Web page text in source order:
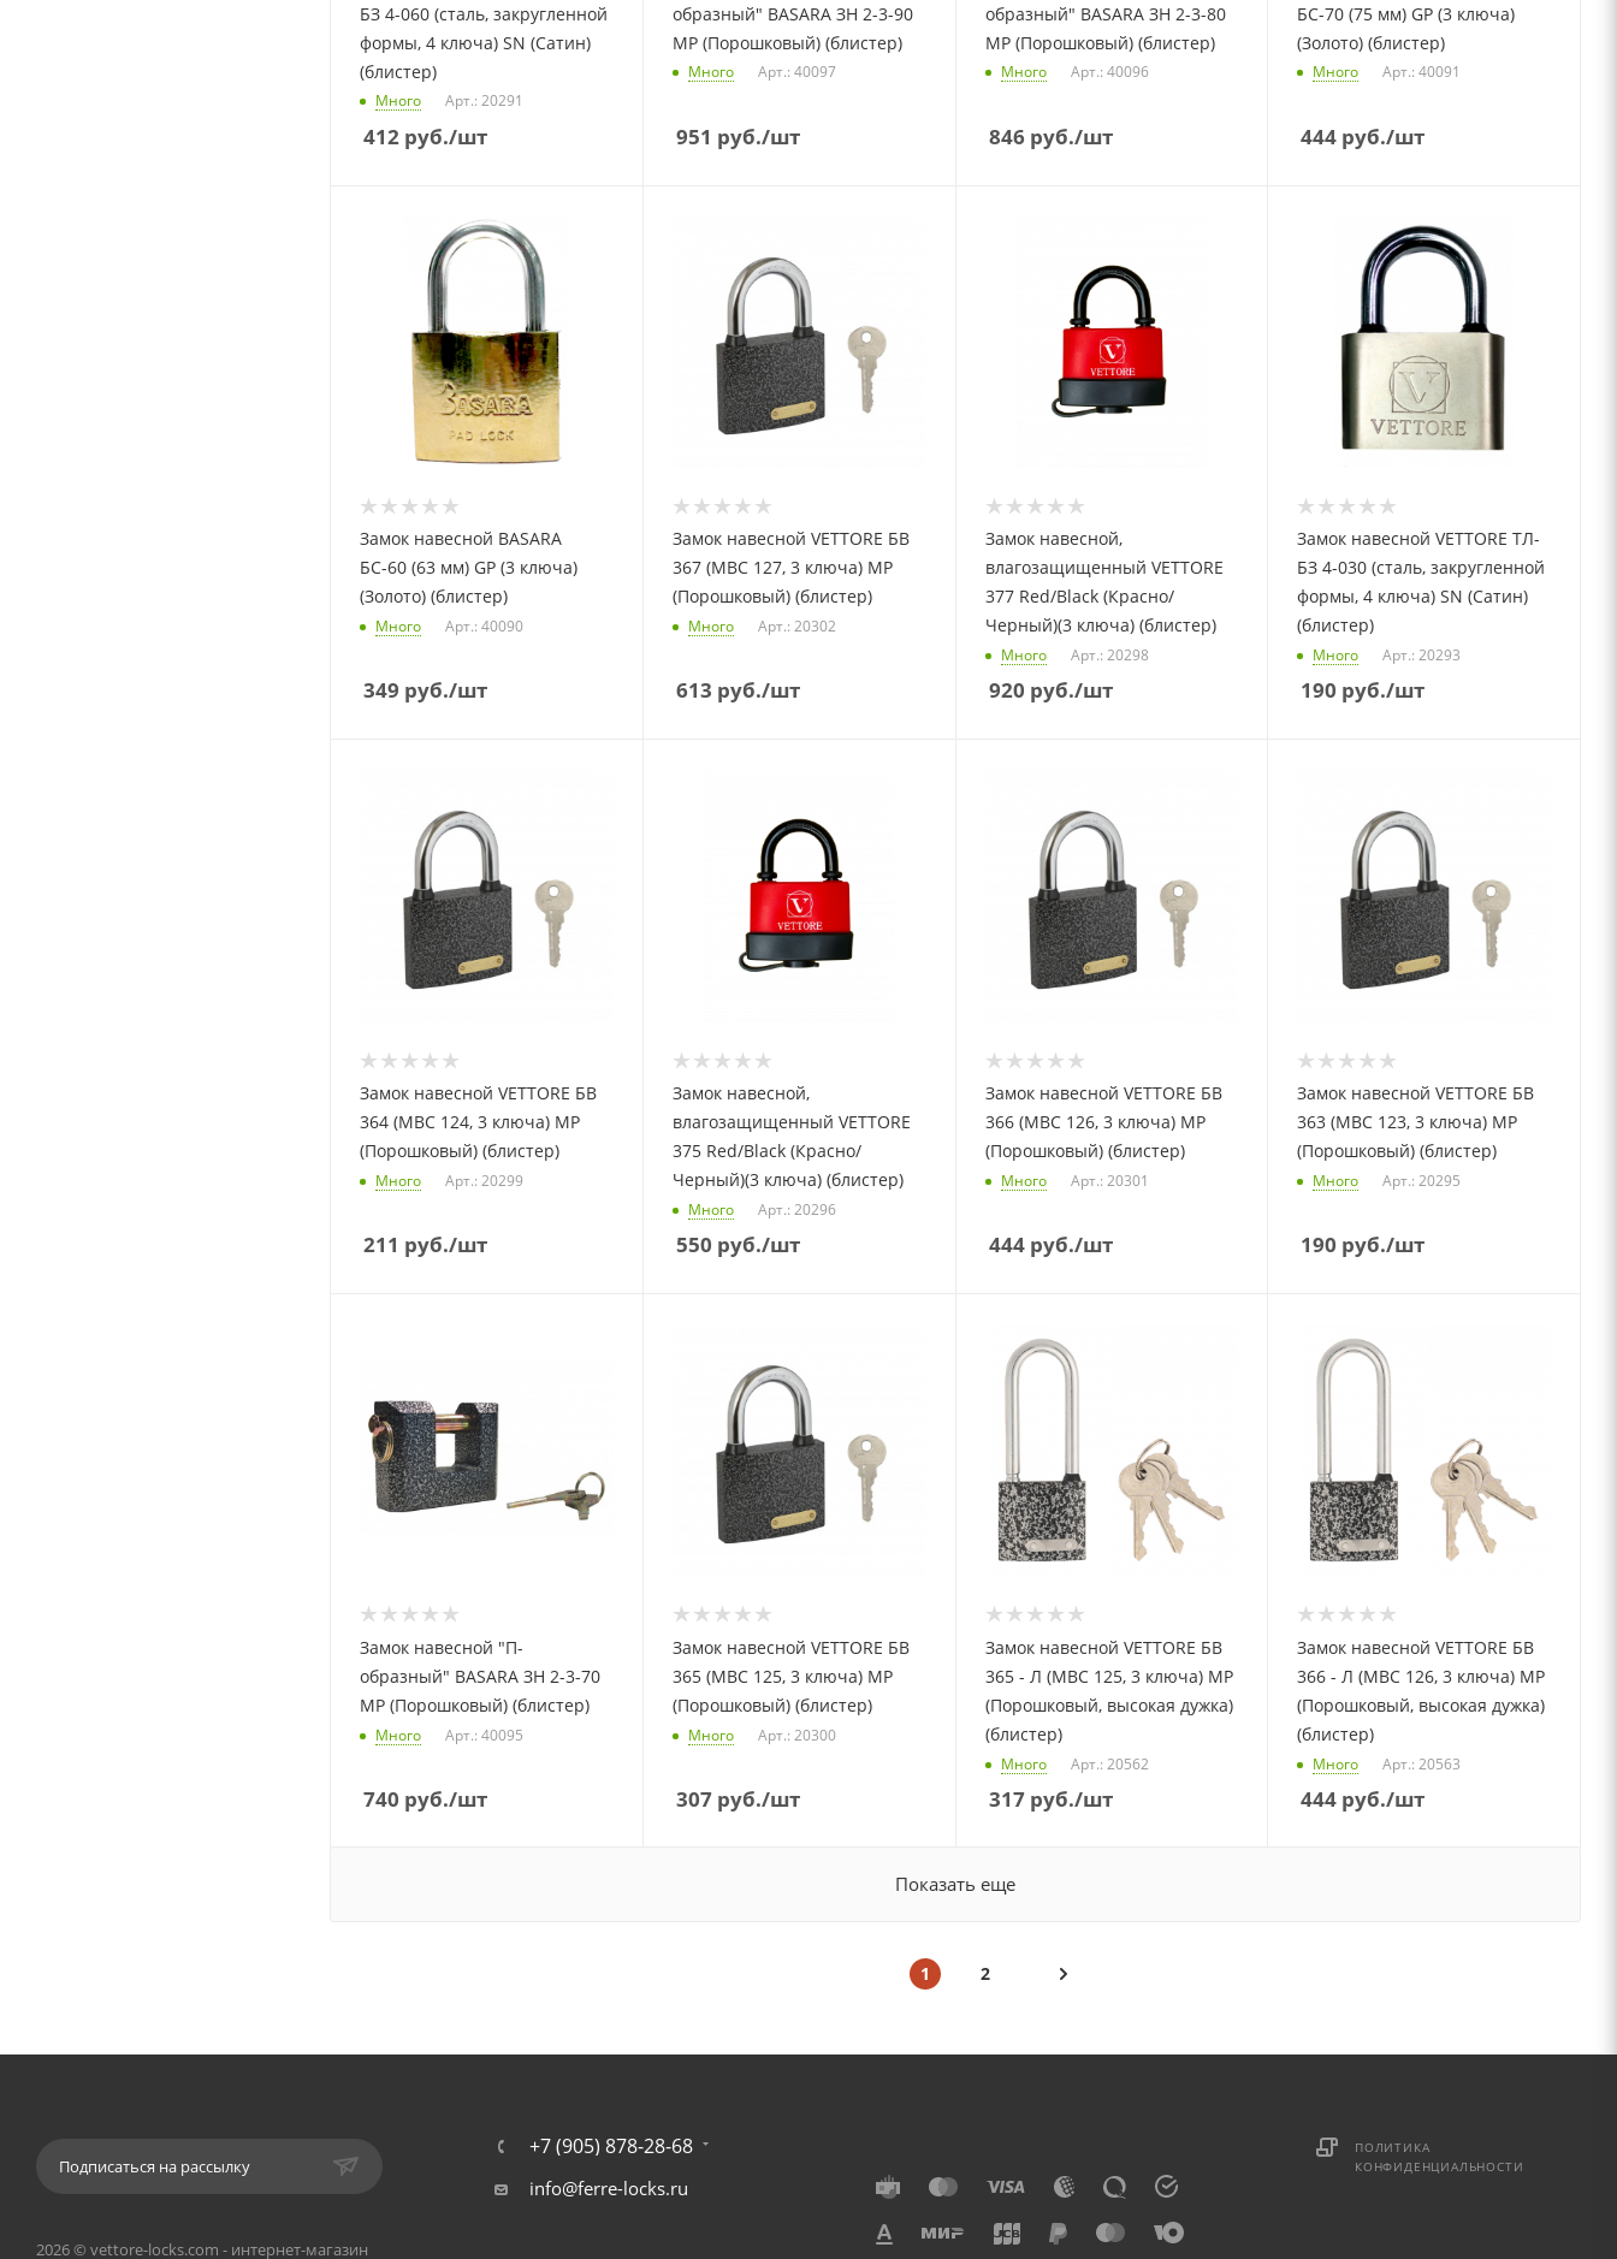
БЗ 4-060 (сталь, закругленной
формы, 4 ключа) SN (Сатин)
(блистер)
Много Арт.: 20291
412 руб./шт
образный" BASARA ЗН 2-3-90
MP (Порошковый) (блистер)
Много Арт.: 40097
951 руб./шт
образный" BASARA ЗН 2-3-80
MP (Порошковый) (блистер)
Много Арт.: 40096
846 руб./шт
БС-70 (75 мм) GP (3 ключа)
(Золото) (блистер)
Много Арт.: 40091
444 руб./шт
Замок навесной BASARA
БС-60 (63 мм) GP (3 ключа)
(Золото) (блистер)
Много Арт.: 40090
349 руб./шт
Замок навесной VETTORE БВ
367 (МВС 127, 3 ключа) MP
(Порошковый) (блистер)
Много Арт.: 20302
613 руб./шт
Замок навесной,
влагозащищенный VETTORE
377 Red/Black (Красно/
Черный)(3 ключа) (блистер)
Много Арт.: 20298
920 руб./шт
Замок навесной VETTORE ТЛ-
БЗ 4-030 (сталь, закругленной
формы, 4 ключа) SN (Сатин)
(блистер)
Много Арт.: 20293
190 руб./шт
Замок навесной VETTORE БВ
364 (МВС 124, 3 ключа) MP
(Порошковый) (блистер)
Много Арт.: 20299
211 руб./шт
Замок навесной,
влагозащищенный VETTORE
375 Red/Black (Красно/
Черный)(3 ключа) (блистер)
Много Арт.: 20296
550 руб./шт
Замок навесной VETTORE БВ
366 (МВС 126, 3 ключа) MP
(Порошковый) (блистер)
Много Арт.: 20301
444руб./шт
Замок навесной VETTORE БВ
363 (МВС 123, 3 ключа) MP
(Порошковый) (блистер)
Много Арт.: 20295
190 руб./шт
Замок навесной "П-
образный" BASARA ЗН 2-3-70
MP (Порошковый) (блистер)
Много Арт.: 40095
740 руб./шт
Замок навесной VETTORE БВ
365 (МВС 125, 3 ключа) MP
(Порошковый) (блистер)
Много Арт.: 20300
307руб./шт
Замок навесной VETTORE БВ
365 - Л (МВС 125, 3 ключа) MP
(Порошковый, высокая дужка)
(блистер)
Много Арт.: 20562
317руб./шт
Замок навесной VETTORE БВ
366 - Л (МВС 126, 3 ключа) MP
(Порошковый, высокая дужка)
(блистер)
Много Арт.: 20563
444 руб./шт
Показать еще
1 2
Подписаться на рассылку
2026 © vettore-locks.com - интернет-магазин
+7 (905) 878-28-68
info@ferre-locks.ru
ПОЛИТИКА
КОНФИДЕНЦИАЛЬНОСТИ